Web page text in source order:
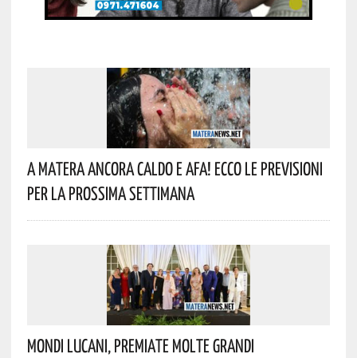
A Matera Ancora Caldo E Afa! Ecco Le Previsioni
Per La Prossima Settimana
Mondi Lucani, Premiate Molte Grandi